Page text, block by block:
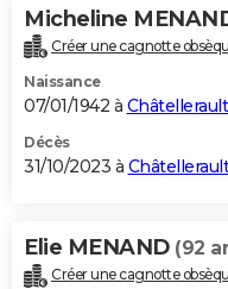
Micheline
Créer une cagnotte
Naissance
07/01/1942 à Châtellerault
Décès
31/10/2023 à Châtellerault
Elie MENAND (92
Créer une cagnotte